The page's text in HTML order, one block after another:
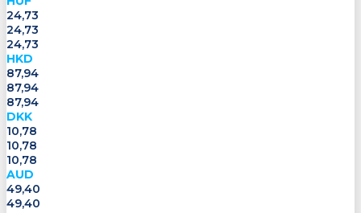
24,73
24,73
24,73
HKD
87,94
87,94
87,94
DKK
10,78
10,78
10,78
AUD
49,40
49,40